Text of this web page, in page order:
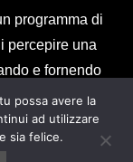
programma di
percepire una
e fornendo
Amazon, il
acquisto
possa avere la
ad utilizzare
sia felice.